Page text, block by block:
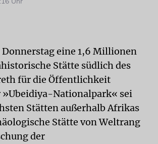
Donnerstag eine 1,6 Millionen
Stätte südlich des
für die Öffentlichkeit
»Ubeidiya-Nationalpark« sei
Stätten außerhalb Afrikas
Stätte von Weltrang
der